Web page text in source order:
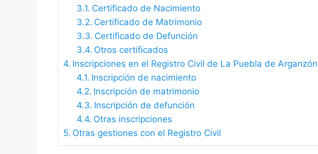
Certificado de Nacimiento
Certificado de Matrimonio
Certificado de Defunción
Otros certificados
Inscripciones en el Registro Civil de La Puebla de Arganzón
Inscripción de nacimiento
Inscripción de matrimonio
Inscripción de defunción
Otras inscripciones
Otras gestiones con el Registro Civil